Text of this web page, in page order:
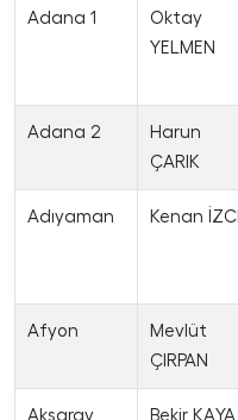
Adana 1
Oktay
YELMEN
Adana 2
Harun
ÇARIK
Adıyaman Kenan İZCİ
Afyon
Mevlüt
ÇIRPAN
Aksaray Bekir KAYA